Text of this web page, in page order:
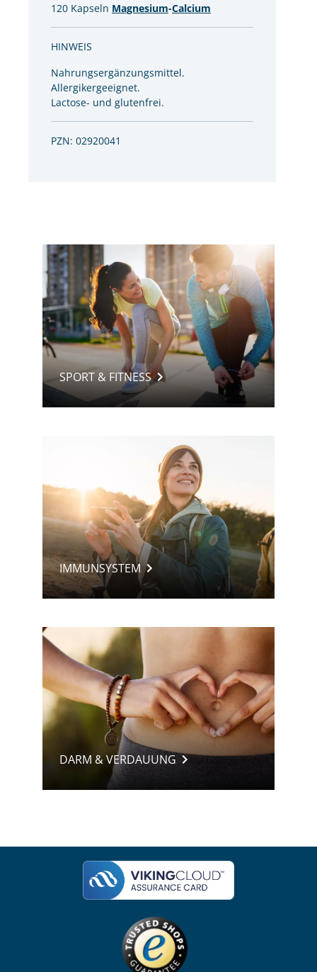
120 Kapseln Magnesium-Calcium
HINWEIS
Nahrungsergänzungsmittel.
Allergikergeeignet.
Lactose- und glutenfrei.
PZN: 02920041
IMMUNSYSTEM
DARM & VERDAUUNG
SPORT & FITNESS